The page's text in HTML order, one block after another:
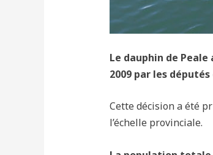
Le dauphin de
2009 par les
Cette décision a été
l’échelle provinciale.